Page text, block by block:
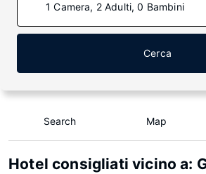
1 Camera, 2 Adulti, 0 Bambini
Cerca
Search Map
Hotel consigliati vicino a: